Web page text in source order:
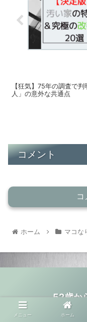
【狂気】75年の調査で
人」の意外な共通点
コメント
コ
ホーム マコな
52歳か
© 2020
メニュー ホーム